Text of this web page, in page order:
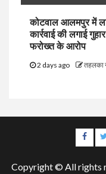
कोटवाल आलमपुर में
कार्रवाई की लगाई
फरोख्त के आरोप
2 days ago तहलका
Copyright © All rights